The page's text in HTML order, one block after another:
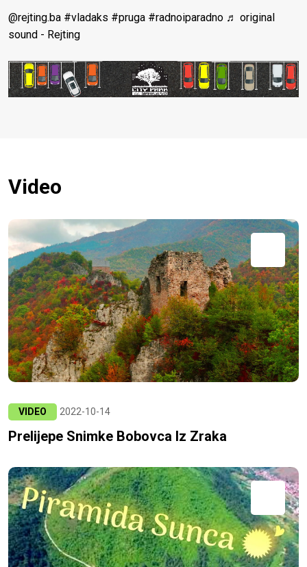
@rejting.ba #vladaks #pruga #radnoiparadno ♬ original
sound - Rejting
Video
VIDEO 2022-10-14
Prelijepe Snimke Bobovca Iz Zraka